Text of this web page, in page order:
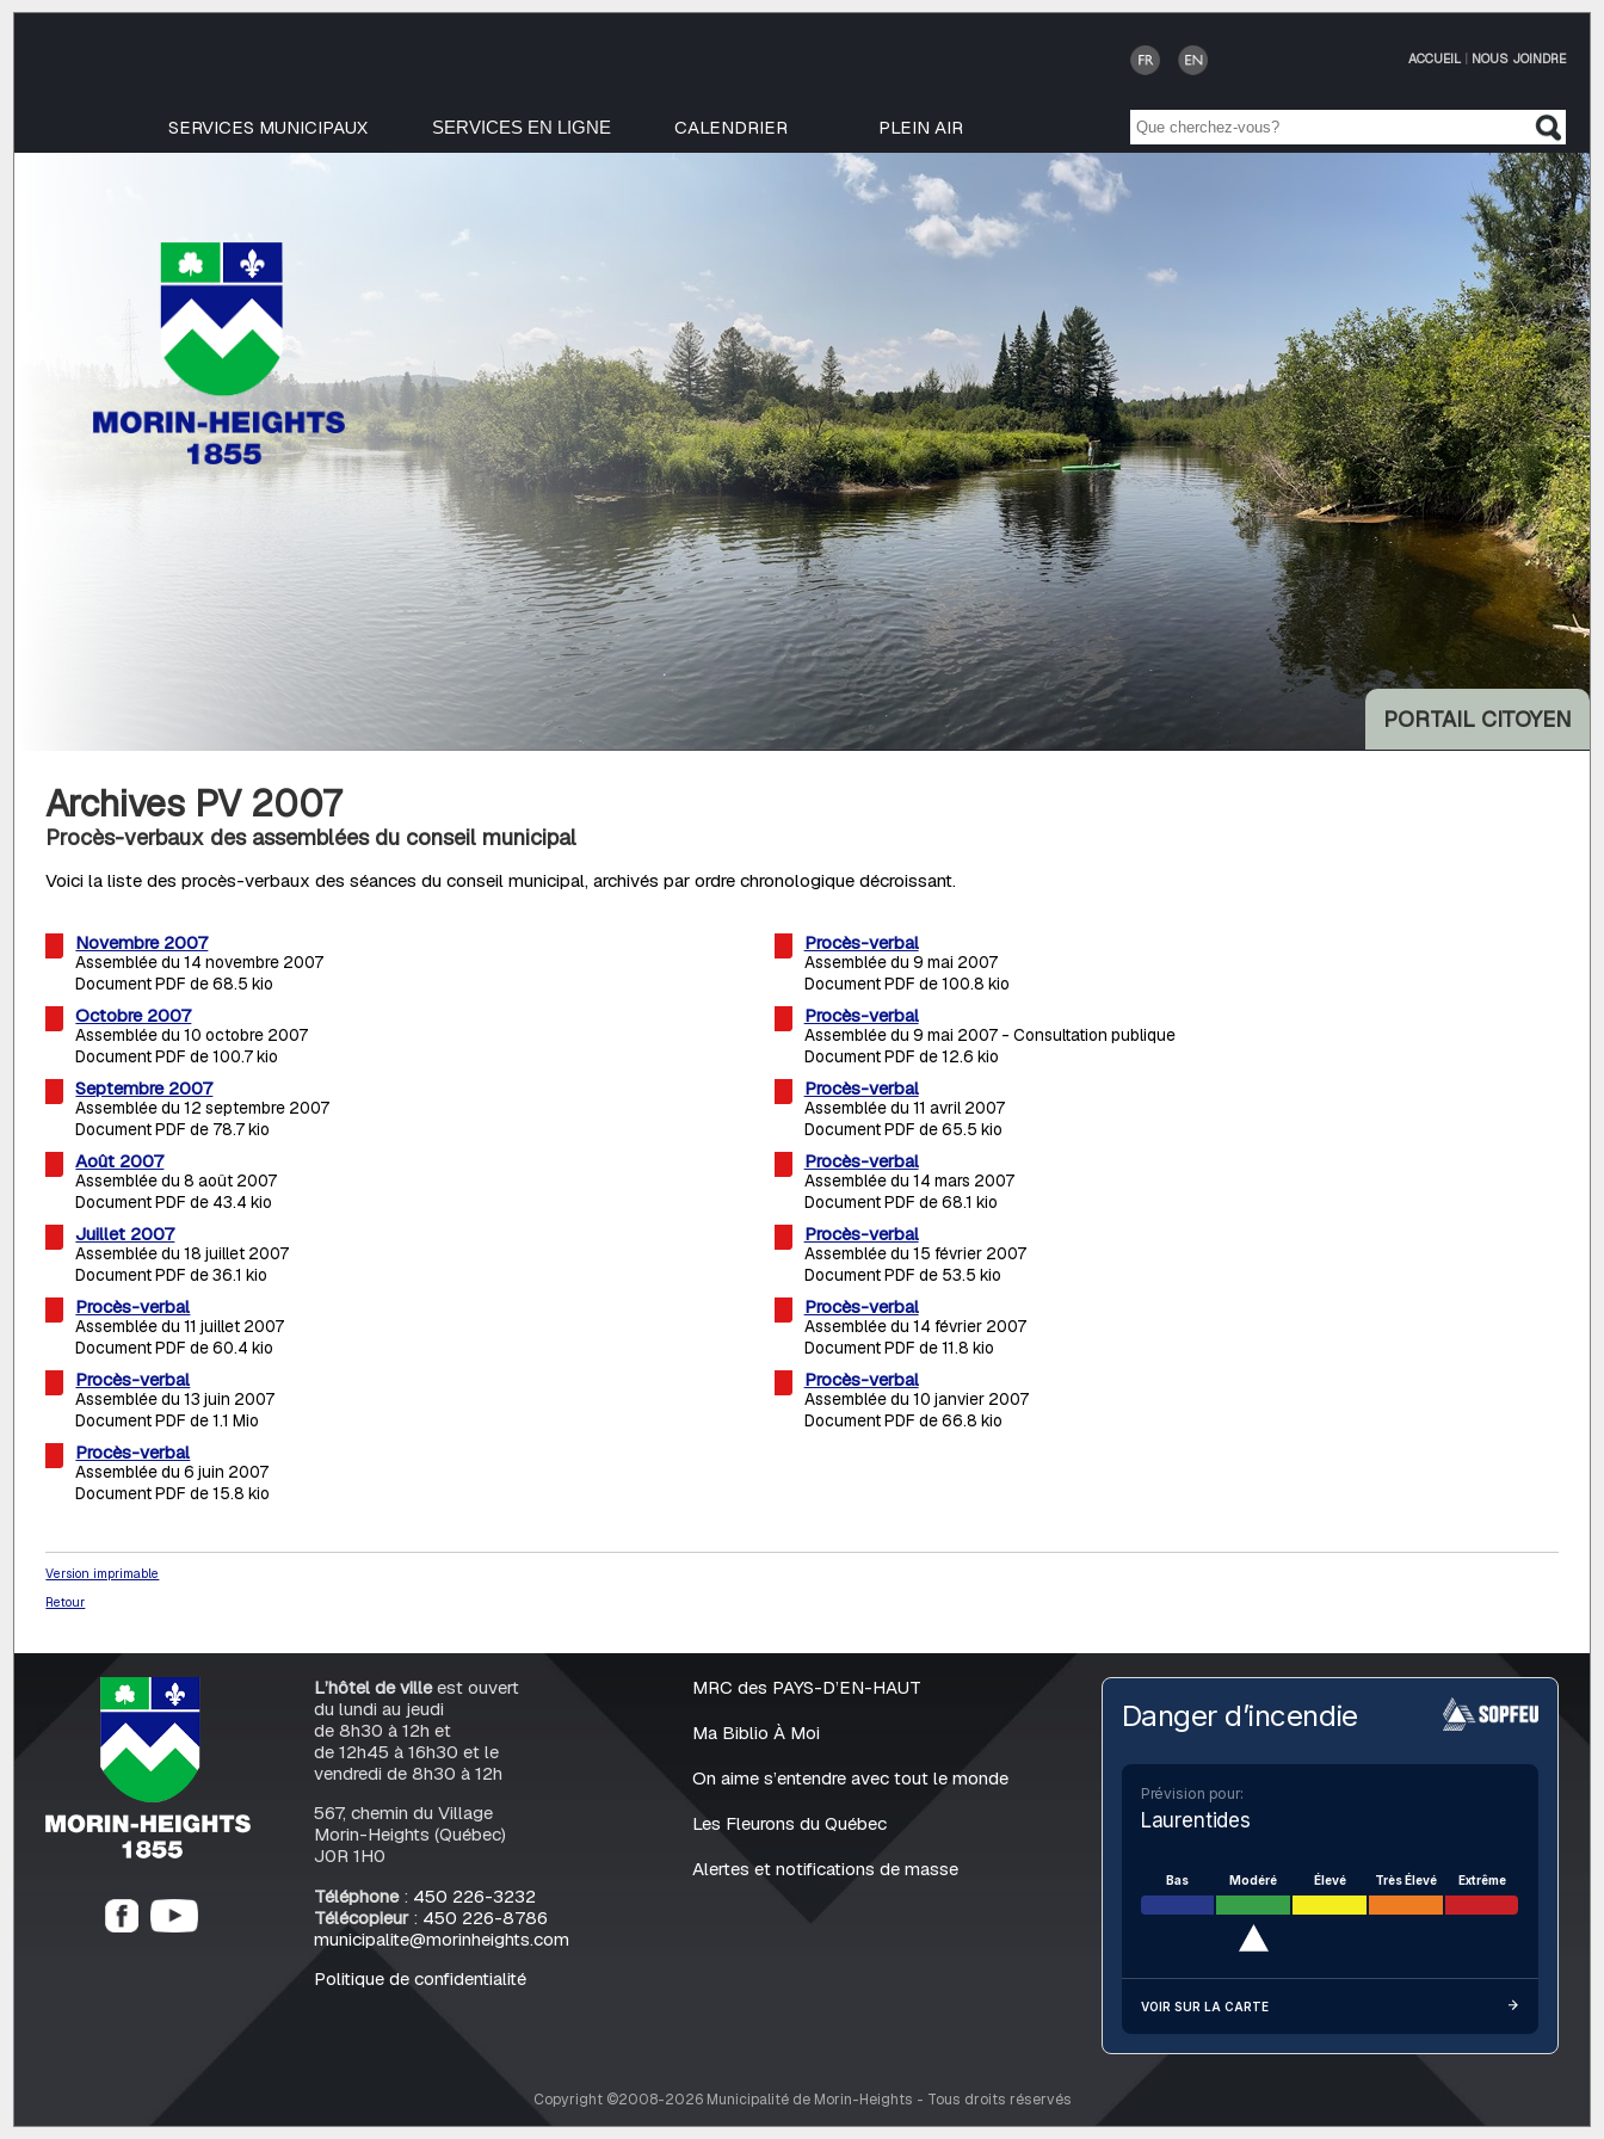
ACCUEIL| NOUS JOINDRE
SERVICES MUNICIPAUX SERVICES EN LIGNE CALENDRIER PLEIN AIR
PORTAIL CITOYEN
Archives PV 2007
Procès-verbaux des assemblées du conseil municipal
Voici la liste des procès-verbaux des séances du conseil municipal, archivés par ordre chronologique décroissant.
Novembre 2007
Assemblée du 14 novembre 2007
Document PDF de 68.5 kio
Octobre 2007
Assemblée du 10 octobre 2007
Document PDF de 100.7 kio
Septembre 2007
Assemblée du 12 septembre 2007
Document PDF de 78.7 kio
Août 2007
Assemblée du 8 août 2007
Document PDF de 43.4 kio
Juillet 2007
Assemblée du 18 juillet 2007
Document PDF de 36.1 kio
Procès-verbal
Assemblée du 11 juillet 2007
Document PDF de 60.4 kio
Procès-verbal
Assemblée du 13 juin 2007
Document PDF de 1.1 Mio
Procès-verbal
Assemblée du 6 juin 2007
Document PDF de 15.8 kio
Procès-verbal
Assemblée du 9 mai 2007
Document PDF de 100.8 kio
Procès-verbal
Assemblée du 9 mai 2007 - Consultation publique
Document PDF de 12.6 kio
Procès-verbal
Assemblée du 11 avril 2007
Document PDF de 65.5 kio
Procès-verbal
Assemblée du 14 mars 2007
Document PDF de 68.1 kio
Procès-verbal
Assemblée du 15 février 2007
Document PDF de 53.5 kio
Procès-verbal
Assemblée du 14 février 2007
Document PDF de 11.8 kio
Procès-verbal
Assemblée du 10 janvier 2007
Document PDF de 66.8 kio
Version imprimable
Retour
L’hôtel de villeest ouvert
du lundi au jeudi
de 8h30 à 12h et
de 12h45 à 16h30 et le
vendredi de 8h30 à 12h
567, chemin du Village
Morin-Heights (Québec)
J0R 1H0
Téléphone: 450 226-3232
Télécopieur: 450 226-8786
municipalite@morinheights.com
Politique de confidentialité
MRC des PAYS-D’EN-HAUT
Ma Biblio À Moi
On aime s’entendre avec tout le monde
Les Fleurons du Québec
Alertes et notifications de masse
Danger d’incendie
Prévision pour:
Laurentides
Bas Modéré Élevé Très Élevé Extrême
VOIR SUR LA CARTE
Copyright ©2008-2026 Municipalité de Morin-Heights - Tous droits réservés